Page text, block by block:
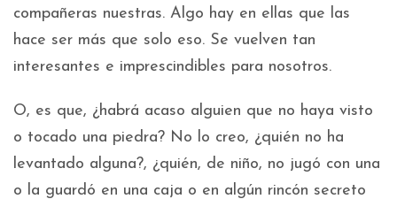
compañeras nuestras. Algo hay en ellas que las
hace ser más que solo eso. Se vuelven tan
interesantes e imprescindibles para nosotros.
O, es que, ¿habrá acaso alguien que no haya visto
o tocado una piedra? No lo creo, ¿quién no ha
levantado alguna?, ¿quién, de niño, no jugó con una
o la guardó en una caja o en algún rincón secreto